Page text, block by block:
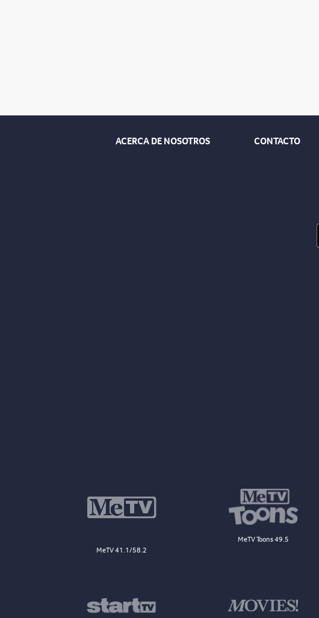
ACERCA DE NOSOTROS CONTACTO
MeTV 41.1/58.2
MeTV Toons 49.5